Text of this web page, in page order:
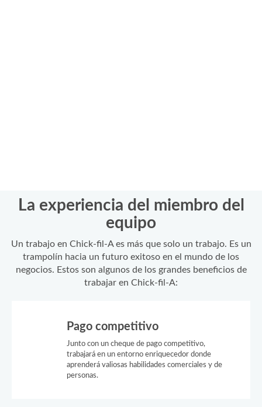
La experiencia del miembro del
equipo
Un trabajo en Chick-fil-A es más que solo un trabajo. Es un
trampolín hacia un futuro exitoso en el mundo de los
negocios. Estos son algunos de los grandes beneficios de
trabajar en Chick-fil-A:
Pago competitivo
Junto con un cheque de pago competitivo,
trabajará en un entorno enriquecedor donde
aprenderá valiosas habilidades comerciales y de
personas.